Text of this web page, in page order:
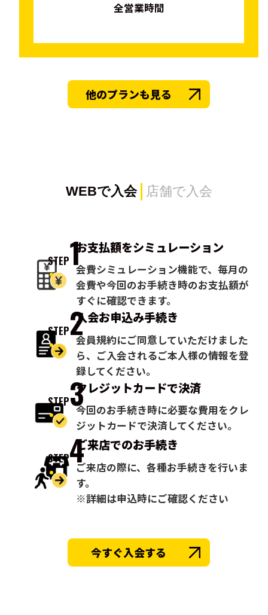
全営業時間
他のプランも見る
WEBで入会 店舗で入会
STEP1お支払額をシミュレーション
会費シミュレーション機能で、毎月の
会費や今回のお手続き時のお支払額が
すぐに確認できます。
STEP2入会お申込み手続き
会員規約にご同意していただけました
ら、ご入会されるご本人様の情報を登
録してください。
STEP3クレジットカードで決済
今回のお手続き時に必要な費用をクレ
ジットカードで決済してください。
STEP4ご来店でのお手続き
ご来店の際に、各種お手続きを行いま
す。
※詳細は申込時にご確認ください
今すぐ入会する